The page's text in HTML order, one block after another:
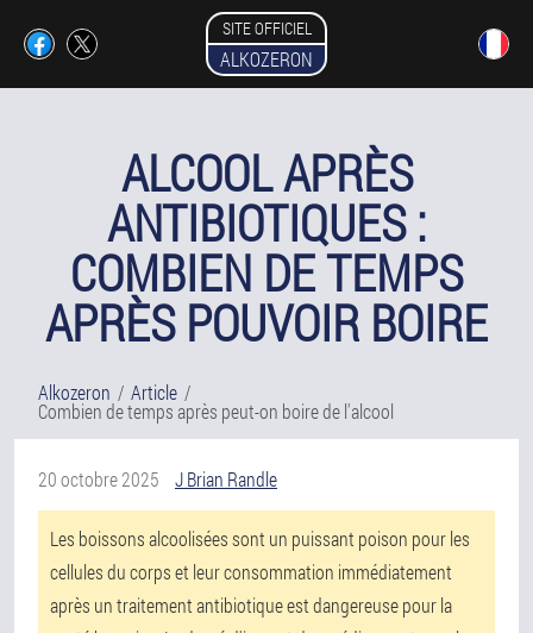
SITE OFFICIEL
ALKOZERON
ALCOOL APRÈS
ANTIBIOTIQUES :
COMBIEN DE TEMPS
APRÈS POUVOIR BOIRE
Alkozeron Article
Combien de temps après peut-on boire de l'alcool
20 octobre 2025 J Brian Randle
Les boissons alcoolisées sont un puissant poison pour les
cellules du corps et leur consommation immédiatement
après un traitement antibiotique est dangereuse pour la